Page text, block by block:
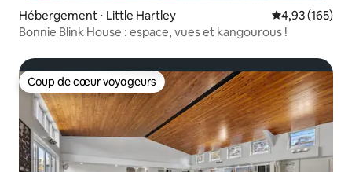
Hébergement ⋅ Little Hartley Évaluation
4,93 (165)
Bonnie Blink House : espace, vues et kangourous !
Coup de cœur voyageurs
Coup de cœur voyageurs